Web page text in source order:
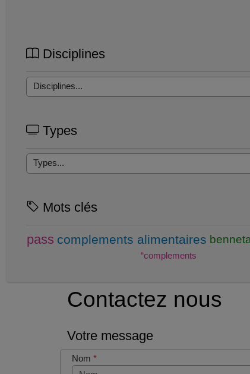
Disciplines
Types
Mots clés
pass complements alimentaires
“complements
Contactez nous
Votre message
Nom*